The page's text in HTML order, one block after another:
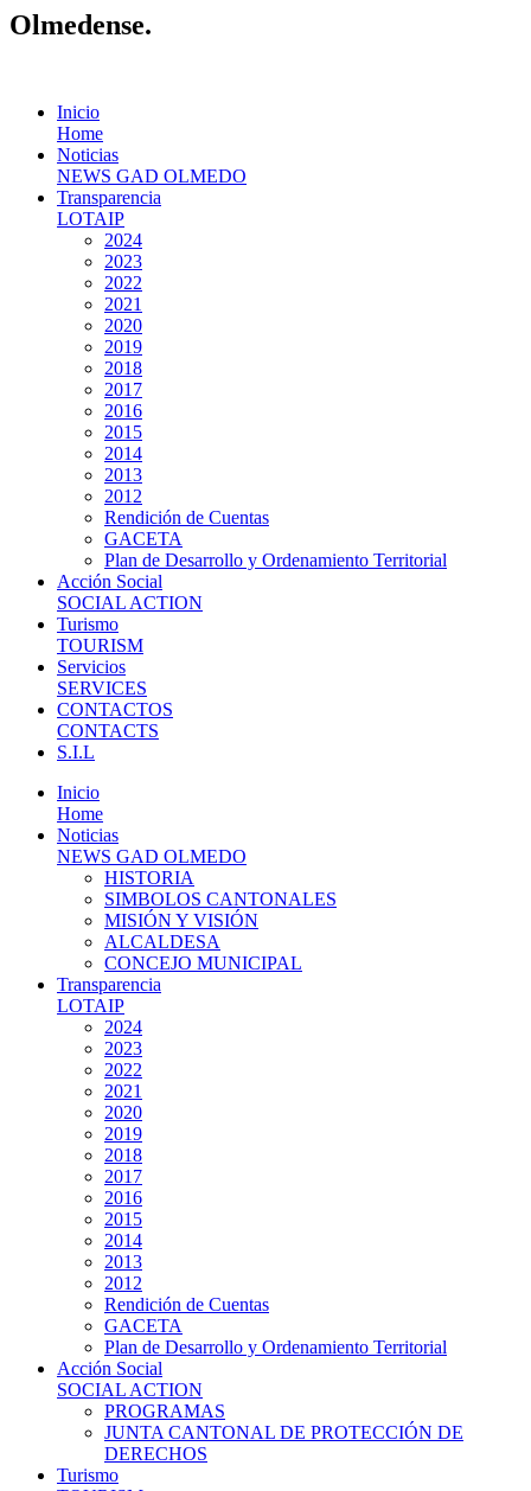
Olmedense.
Inicio
Home
Noticias
NEWS GAD OLMEDO
Transparencia
LOTAIP
2024
2023
2022
2021
2020
2019
2018
2017
2016
2015
2014
2013
2012
Rendición de Cuentas
GACETA
Plan de Desarrollo y Ordenamiento Territorial
Acción Social
SOCIAL ACTION
Turismo
TOURISM
Servicios
SERVICES
CONTACTOS
CONTACTS
S.I.L
Inicio
Home
Noticias
NEWS GAD OLMEDO
HISTORIA
SIMBOLOS CANTONALES
MISIÓN Y VISIÓN
ALCALDESA
CONCEJO MUNICIPAL
Transparencia
LOTAIP
2024
2023
2022
2021
2020
2019
2018
2017
2016
2015
2014
2013
2012
Rendición de Cuentas
GACETA
Plan de Desarrollo y Ordenamiento Territorial
Acción Social
SOCIAL ACTION
PROGRAMAS
JUNTA CANTONAL DE PROTECCIÓN DE
DERECHOS
Turismo